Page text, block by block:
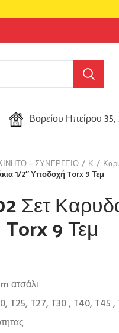
Βορείου Ηπείρου
– ΣΥΝΕΡΓΕΙΟ Κ
1/2″ Υποδοχή Torx 9 Τεμ
Σετ
9 Τεμ
ατσάλι
T25, T27, T30 , T40, T45